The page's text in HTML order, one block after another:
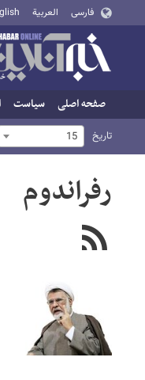
فارسی العربية
صفحه اصلی سیاست
تاریخ 15
رفراندوم